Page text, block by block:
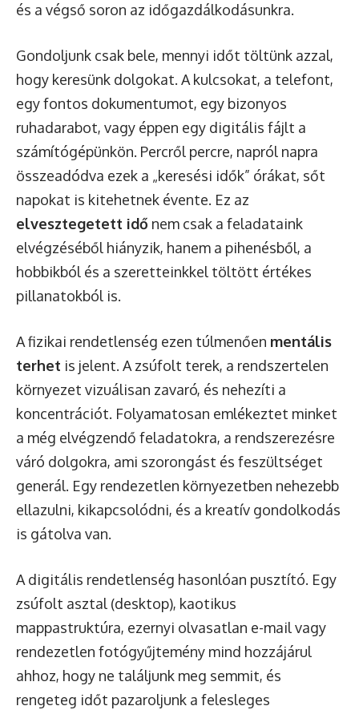
és a végső soron az időgazdálkodásunkra.
Gondoljunk csak bele, mennyi időt töltünk azzal,
hogy keresünk dolgokat. A kulcsokat, a telefont,
egy fontos dokumentumot, egy bizonyos
ruhadarabot, vagy éppen egy digitális fájlt a
számítógépünkön. Percről percre, napról napra
összeadódva ezek a „keresési idők” órákat, sőt
napokat is kitehetnek évente. Ez az
elvesztegetett idő nem csak a feladataink
elvégzéséből hiányzik, hanem a pihenésből, a
hobbikból és a szeretteinkkel töltött értékes
pillanatokból is.
A fizikai rendetlenség ezen túlmenően mentális
terhet is jelent. A zsúfolt terek, a rendszertelen
környezet vizuálisan zavaró, és nehezíti a
koncentrációt. Folyamatosan emlékeztet minket
a még elvégzendő feladatokra, a rendszerezésre
váró dolgokra, ami szorongást és feszültséget
generál. Egy rendezetlen környezetben nehezebb
ellazulni, kikapcsolódni, és a kreatív gondolkodás
is gátolva van.
A digitális rendetlenség hasonlóan pusztító. Egy
zsúfolt asztal (desktop), kaotikus
mappastruktúra, ezernyi olvasatlan e-mail vagy
rendezetlen fotógyűjtemény mind hozzájárul
ahhoz, hogy ne találjunk meg semmit, és
rengeteg időt pazaroljunk a felesleges